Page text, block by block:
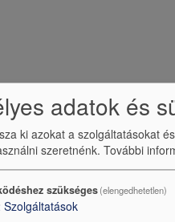
is.)
adatok és
ki azokat a szolgáltatásokat
szeretnénk. További
szükséges(elengedhetetlen)
Szolgáltatások